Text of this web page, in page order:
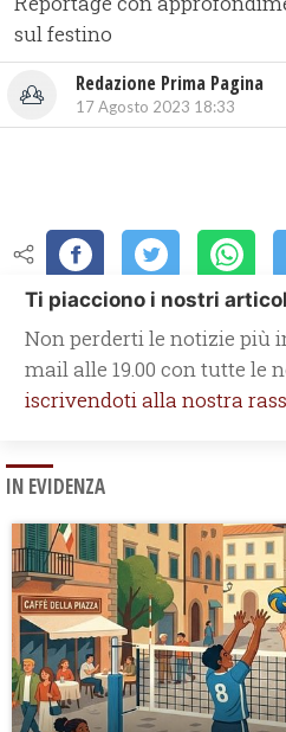
sul festino
Redazione Prima Pagina
17 Agosto 2023 18:33
Ti piacciono i nostri
Non perderti le notizie più
mail alle 19.00 con tutte le
iscrivendoti alla nostra
IN EVIDENZA